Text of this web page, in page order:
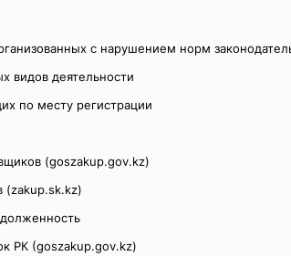
с нарушением норм
видов деятельности
по месту регистрации
(goszakup.gov.kz)
(zakup.sk.kz)
РК (goszakup.gov.kz)